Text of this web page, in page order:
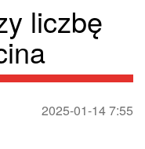
liczbę
2025-01-14 7:55